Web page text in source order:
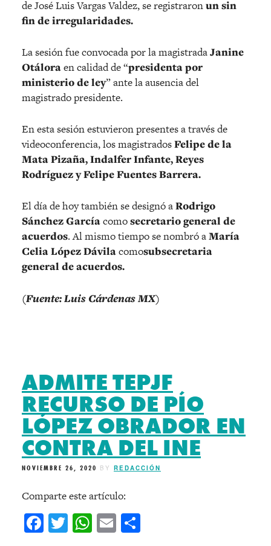
de José Luis Vargas Valdez, se registraronun sin
fin de irregularidades.
La sesión fue convocada por la magistradaJanine
Otáloraen calidad de “presidenta por
ministerio de ley” ante la ausencia del
magistrado presidente.
En esta sesión estuvieron presentes a través de
videoconferencia, los magistradosFelipe de la
Mata Pizaña, Indalfer Infante, Reyes
Rodríguez y Felipe Fuentes Barrera.
El día de hoy también se designó aRodrigo
Sánchez Garcíacomosecretario general de
acuerdos. Al mismo tiempo se nombró aMaría
Celia López Dávilacomosubsecretaria
general de acuerdos.
(Fuente: Luis Cárdenas MX)
ADMITE TEPJF
RECURSO DE PÍO
LÓPEZ OBRADOR EN
CONTRA DEL INE
NOVIEMBRE 26, 2020 BY REDACCIÓN
Comparte este artículo:
Facebook
Twitter
WhatsApp
Email